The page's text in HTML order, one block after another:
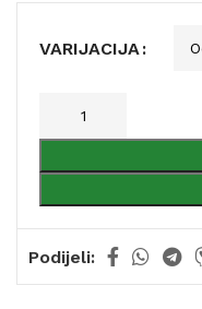
VARIJACIJA
Podijeli: